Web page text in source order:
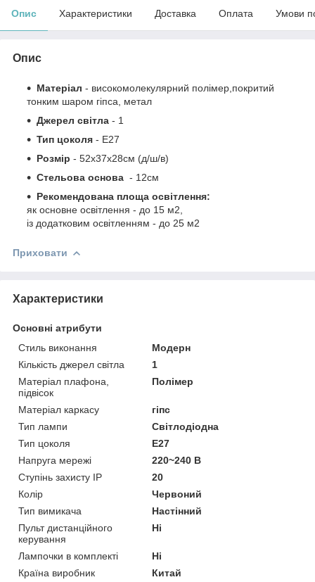
Опис Характеристики Доставка Оплата Умови
Опис
Матеріал - високомолекулярний полімер,покритий
тонким шаром гіпса
метал
Джерел світла - 1
Тип цоколя - Е27
Розмір - 52х37х28см (д/ш/в)
Стельова основа - 12см
Рекомендована площа освітлення:
як основне освітлення - до 15 м2,
із додатковим освітленням - до 25 м2
Приховати
Характеристики
Основні атрибути
Стиль виконання
Модерн
Кількість джерел світла
1
Матеріал плафона,
підвісок
Полімер
Матеріал каркасу
гіпс
Тип лампи
Світлодіодна
Тип цоколя
E27
Напруга мережі
220~240 В
Ступінь захисту IP
20
Колір
Червоний
Тип вимикача
Настінний
Пульт дистанційного
керування
Ні
Лампочки в комплекті
Ні
Країна виробник
Китай